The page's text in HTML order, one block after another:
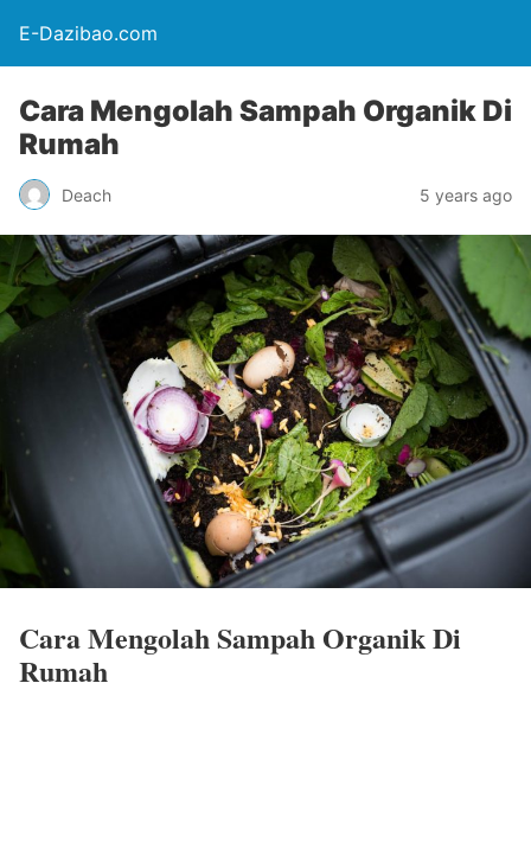
E-Dazibao.com
Cara Mengolah Sampah Organik Di
Rumah
Deach 5 years ago
Cara Mengolah Sampah Organik Di
Rumah